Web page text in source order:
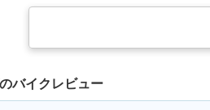
バイクレビュー